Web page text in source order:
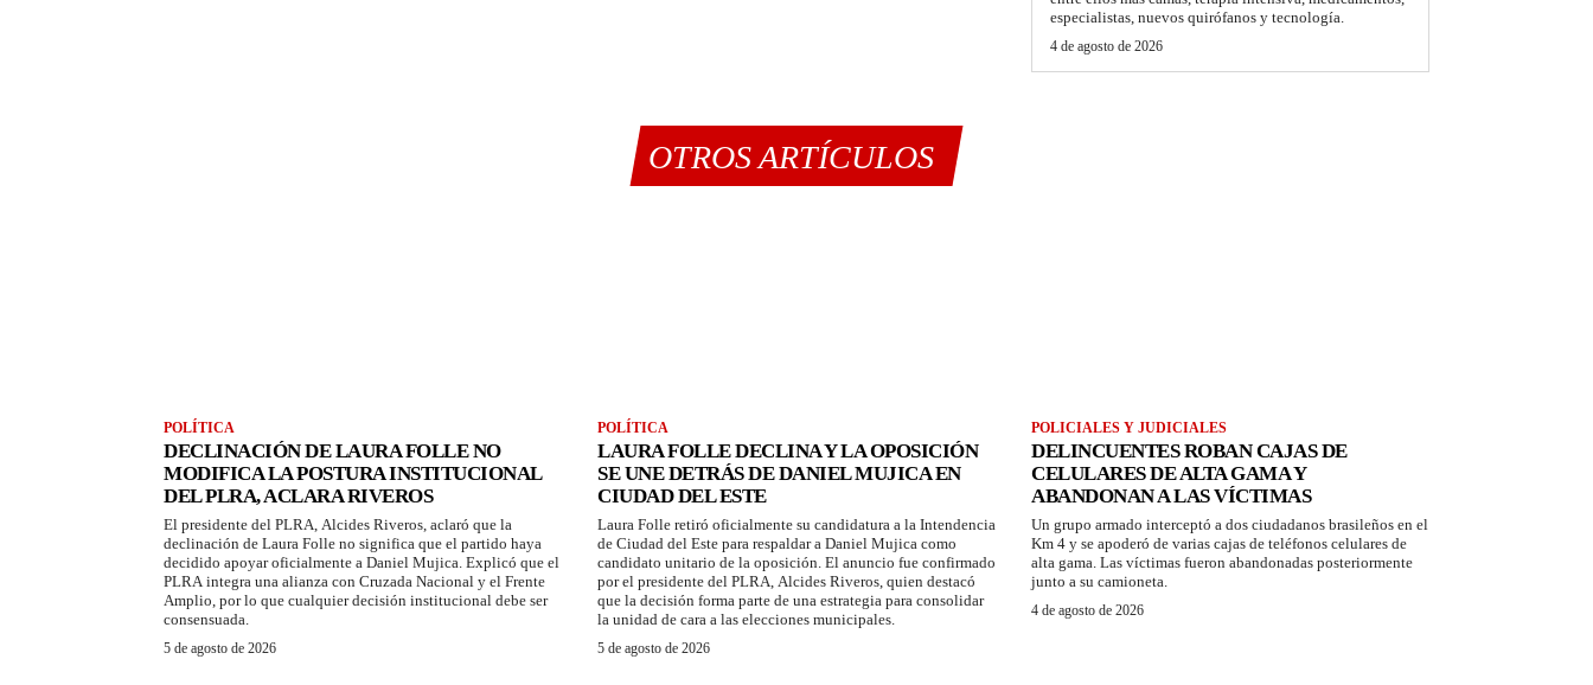
especialistas, nuevos quirófanos y tecnología.
4 de agosto de 2026
OTROS ARTÍCULOS
POLÍTICA
DECLINACIÓN DE LAURA FOLLE NO
MODIFICA LA POSTURA INSTITUCIONAL
DEL PLRA, ACLARA RIVEROS
El presidente del PLRA, Alcides Riveros, aclaró que la
declinación de Laura Folle no significa que el partido haya
decidido apoyar oficialmente a Daniel Mujica. Explicó que el
PLRA integra una alianza con Cruzada Nacional y el Frente
Amplio, por lo que cualquier decisión institucional debe ser
consensuada.
5 de agosto de 2026
POLÍTICA
LAURA FOLLE DECLINA Y LA OPOSICIÓN
SE UNE DETRÁS DE DANIEL MUJICA EN
CIUDAD DEL ESTE
Laura Folle retiró oficialmente su candidatura a la Intendencia
de Ciudad del Este para respaldar a Daniel Mujica como
candidato unitario de la oposición. El anuncio fue confirmado
por el presidente del PLRA, Alcides Riveros, quien destacó
que la decisión forma parte de una estrategia para consolidar
la unidad de cara a las elecciones municipales.
5 de agosto de 2026
POLICIALES Y JUDICIALES
DELINCUENTES ROBAN CAJAS DE
CELULARES DE ALTA GAMA Y
ABANDONAN A LAS VÍCTIMAS
Un grupo armado interceptó a dos ciudadanos brasileños en el
Km 4 y se apoderó de varias cajas de teléfonos celulares de
alta gama. Las víctimas fueron abandonadas posteriormente
junto a su camioneta.
4 de agosto de 2026